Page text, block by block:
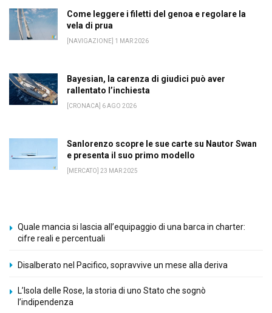
Come leggere i filetti del genoa e regolare la
vela di prua
[NAVIGAZIONE] 1 MAR 2026
Bayesian, la carenza di giudici può aver
rallentato l’inchiesta
[CRONACA] 6 AGO 2026
Sanlorenzo scopre le sue carte su Nautor Swan
e presenta il suo primo modello
[MERCATO] 23 MAR 2025
Quale mancia si lascia all’equipaggio di una barca in charter:
cifre reali e percentuali
Disalberato nel Pacifico, sopravvive un mese alla deriva
L’Isola delle Rose, la storia di uno Stato che sognò
l’indipendenza